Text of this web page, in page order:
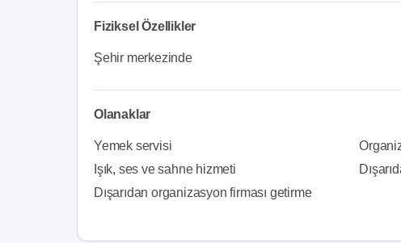
Fiziksel Özellikler
Şehir merkezinde
Olanaklar
Yemek servisi
Işık, ses ve sahne hizmeti
Dışarıdan organizasyon firması getirme